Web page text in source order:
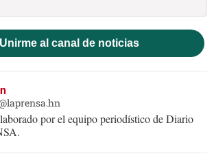
Unirme al canal de noticias
por el equipo periodístico de Diario